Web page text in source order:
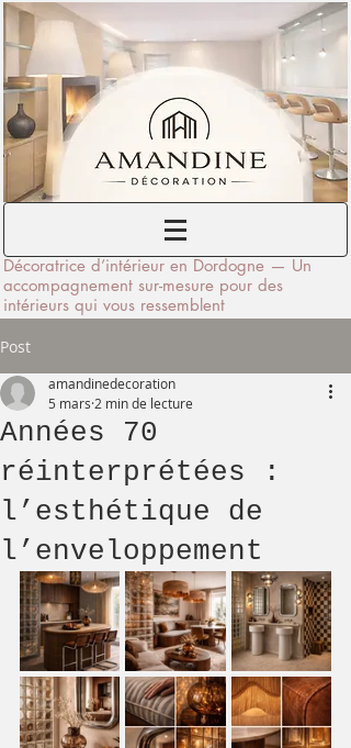
Décoratrice d’intérieur en Dordogne — Un
accompagnement sur-mesure pour des
intérieurs qui vous ressemblent
Post
Années 70
réinterprétées :
l’esthétique de
l’enveloppement
amandinedecoration
5 mars 2 min de lecture